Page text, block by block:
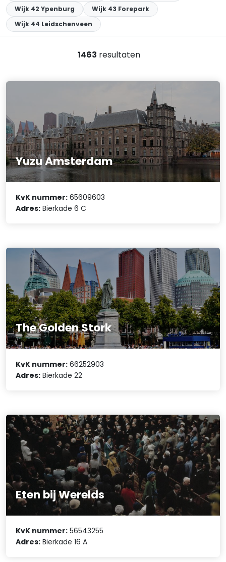
Wijk 42 Ypenburg
Wijk 43 Forepark
Wijk 44 Leidschenveen
1463 resultaten
Yuzu Amsterdam
KvK nummer: 65609603
Adres: Bierkade 6 C
The Golden Stork
KvK nummer: 66252903
Adres: Bierkade 22
Eten bij Werelds
KvK nummer: 56543255
Adres: Bierkade 16 A